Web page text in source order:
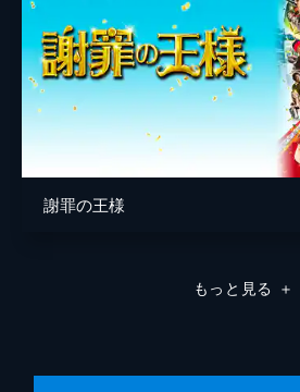
謝罪の王様
もっと見る ＋